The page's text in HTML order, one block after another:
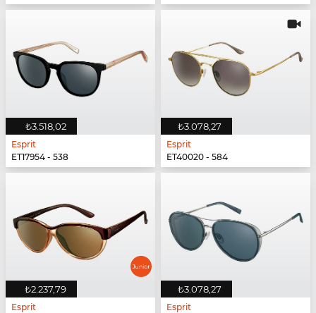
₺3.518,02
Esprit
ET17954 - 538
₺3.078,27
Esprit
ET40020 - 584
₺2.237,79
Esprit
₺3.078,27
Esprit